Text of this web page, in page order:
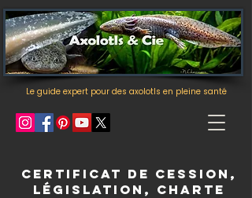
Le guide expert pour des axolotls en pleine santé
certificat de cession,
législation, charte